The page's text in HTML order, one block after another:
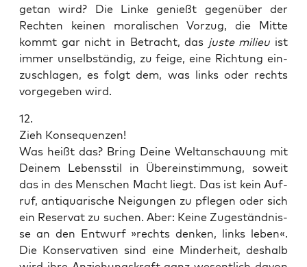
getan wird? Die Lin­ke genießt gegen­über der
Rech­ten kei­nen mora­li­schen Vor­zug, die Mit­te
kommt gar nicht in Betracht, das jus­te milieu ist
immer unselb­stän­dig, zu fei­ge, eine Rich­tung ein­
zu­schla­gen, es folgt dem, was links oder rechts
vor­ge­ge­ben wird.
12.
Zieh Konsequenzen!
Was heißt das? Bring Dei­ne Welt­an­schau­ung mit
Dei­nem Lebens­stil in Über­ein­stim­mung, soweit
das in des Men­schen Macht liegt. Das ist kein Auf­
ruf, anti­qua­ri­sche Nei­gun­gen zu pfle­gen oder sich
ein Reser­vat zu suchen. Aber: Kei­ne Zuge­ständ­nis­
se an den Ent­wurf »rechts den­ken, links leben«.
Die Kon­ser­va­ti­ven sind eine Min­der­heit, des­halb